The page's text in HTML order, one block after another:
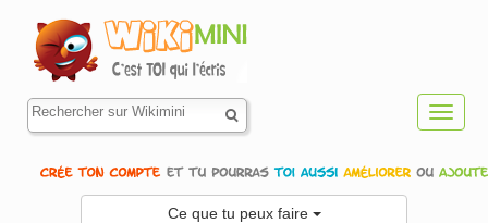
Ce que tu peux faire